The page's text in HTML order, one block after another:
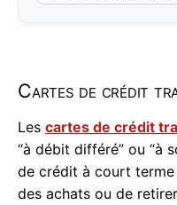
Cartes de crédit
Les cartes de crédit
“à débit différé” ou “à
de crédit à court terme
des achats ou de retirer